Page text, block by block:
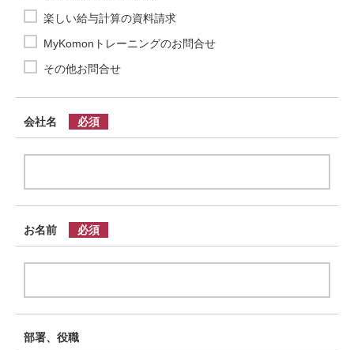
楽しい給与計算の資料請求
MyKomonトレーニングのお問合せ
その他お問合せ
会社名
お名前
部署、役職